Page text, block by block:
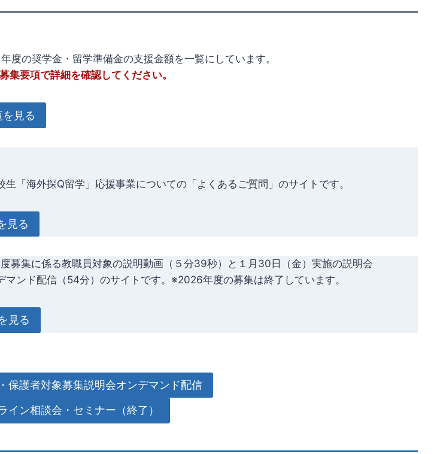
度の奨学金・留学準備金の支援金額を一覧にしています。
集要項で詳細を確認してください。
を見る
生「海外探Q留学」応援事業についての「よくあるご質問」のサイトです。
見る
募集に係る教職員対象の説明動画（５分39秒）と１月30日（金）実施の説明会
マンド配信（54分）のサイトです。※2026年度の募集は終了しています。
見る
保護者対象募集説明会オンデマンド配信
イン相談会・セミナー（終了）